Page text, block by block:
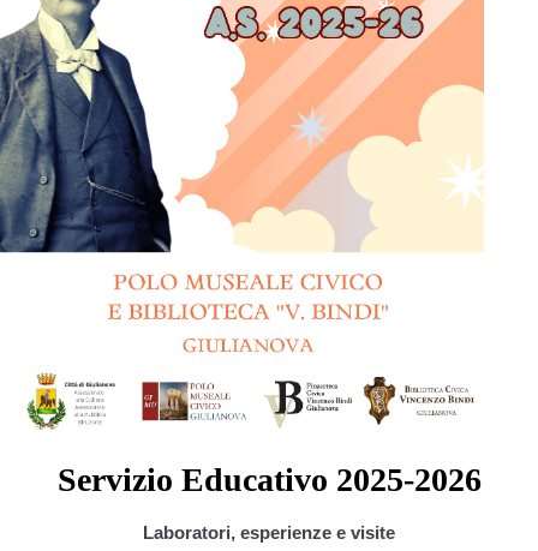
Servizio Educativo 2025-2026
Laboratori, esperienze e visite